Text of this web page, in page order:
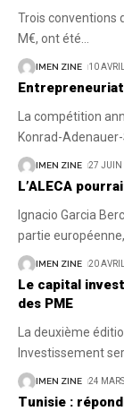
Trois conventions
M€, ont été
IMEN ZINE 10
La compétition
Konrad-
IMEN ZINE 27 JUIN
L’ALECA
Ignacio Garcia
partie européenne,
IMEN ZINE 20
Le capital
des PME
La deuxième
Investissement
IMEN ZINE 24
Tunisie :